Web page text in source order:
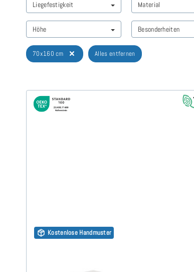
Liegefestigkeit Material
Höhe Besonderheiten
70x160 cm Alles entfernen
Kostenlose Handmuster